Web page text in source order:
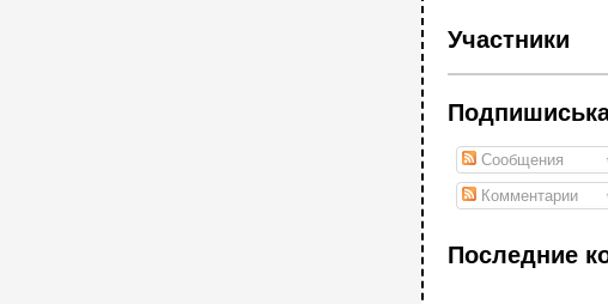
Участники
Сообщения
Комментарии
Последние